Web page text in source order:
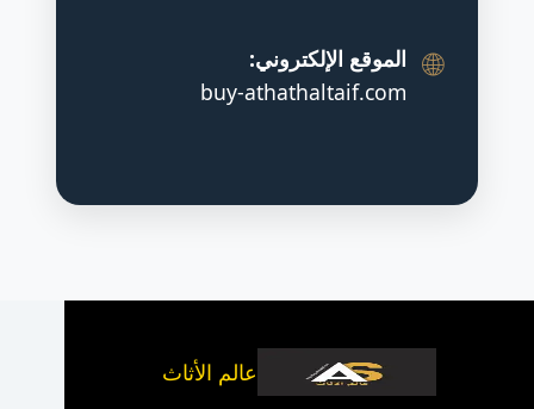
🌐
الموقع الإلكتروني:
buy-athathaltaif.com
عالم الأثاث